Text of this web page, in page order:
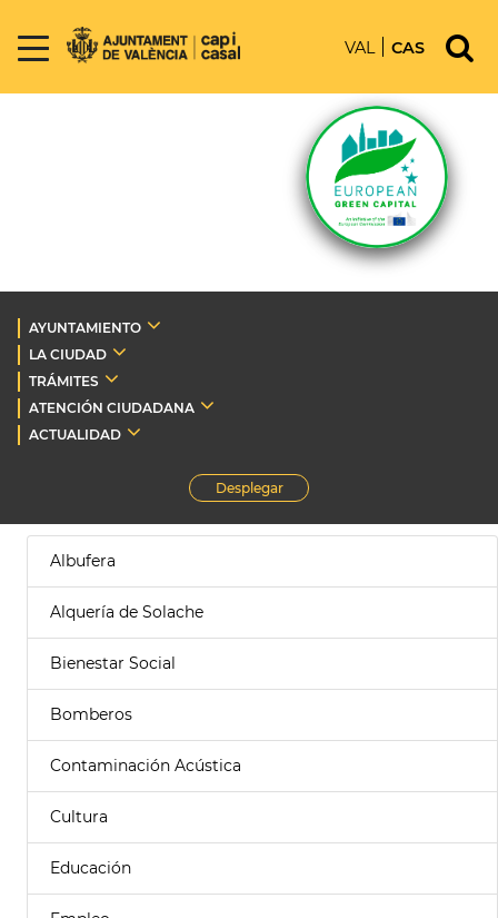
VAL CAS
AYUNTAMIENTO
LA CIUDAD
TRÁMITES
ATENCIÓN CIUDADANA
ACTUALIDAD
Desplegar
Albufera
Alquería de Solache
Bienestar Social
Bomberos
Contaminación Acústica
Cultura
Educación